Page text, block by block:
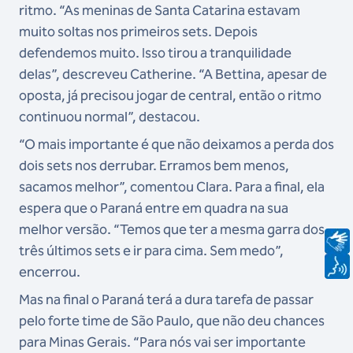
ritmo. “As meninas de Santa Catarina estavam
muito soltas nos primeiros sets. Depois
defendemos muito. Isso tirou a tranquilidade
delas”, descreveu Catherine. “A Bettina, apesar de
oposta, já precisou jogar de central, então o ritmo
continuou normal”, destacou.
“O mais importante é que não deixamos a perda dos
dois sets nos derrubar. Erramos bem menos,
sacamos melhor”, comentou Clara. Para a final, ela
espera que o Paraná entre em quadra na sua
melhor versão. “Temos que ter a mesma garra dos
três últimos sets e ir para cima. Sem medo”,
encerrou.
Mas na final o Paraná terá a dura tarefa de passar
pelo forte time de São Paulo, que não deu chances
para Minas Gerais. “Para nós vai ser importante